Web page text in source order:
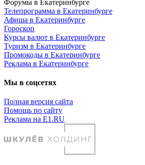
Форумы в Екатеринбурге
Телепрограмма в Екатеринбурге
Афиша в Екатеринбурге
Гороскоп
Курсы валют в Екатеринбурге
Туризм в Екатеринбурге
Промокоды в Екатеринбурге
Реклама в Екатеринбурге
Мы в соцсетях
Полная версия сайта
Помощь по сайту
Реклама на E1.RU